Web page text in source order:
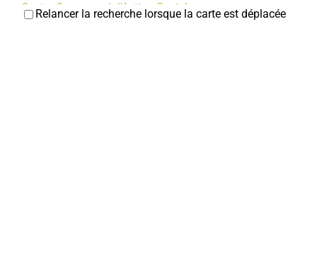
Centre Communal d'Action Sociale
Relancer la recherche lorsque la carte est déplacée